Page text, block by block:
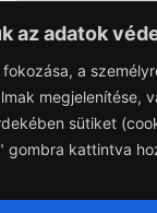
az adatok
a
megjelenítése,
sütiket
gombra kattintva